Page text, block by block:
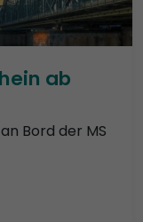
ab
Bord der MS